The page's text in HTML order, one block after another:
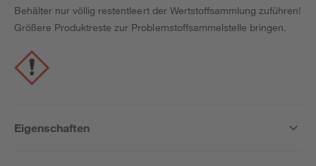
Behälter nur völlig restentleert der Wertstoffsammlung zuführen!
Größere Produktreste zur Problemstoffsammelstelle bringen.
Eigenschaften